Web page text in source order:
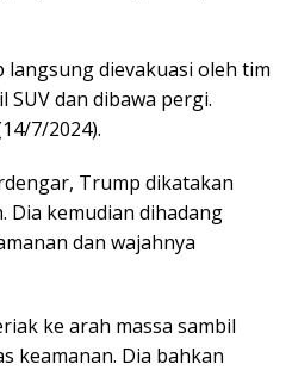
dievakuasi oleh tim
dan dibawa pergi.
7/2024).
Trump dikatakan
Dia kemudian dihadang
dan wajahnya
ke arah massa sambil
keamanan. Dia bahkan